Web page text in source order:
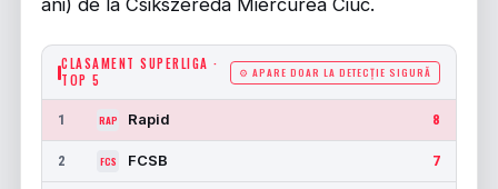
ani) de la Csikszereda Miercurea Ciuc.
CLASAMENT SUPERLIGA ·
TOP 5
⚙ APARE DOAR LA DETECȚIE SIGURĂ
1 RAP Rapid 8
2 FCS FCSB 7